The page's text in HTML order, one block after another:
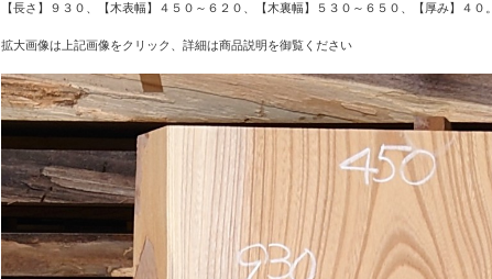
【長さ】９３０、【木表幅】４５０～６２０、【木裏幅】５３０～６５０、【厚み】４０。
拡大画像は上記画像をクリック、詳細は商品説明を御覧ください